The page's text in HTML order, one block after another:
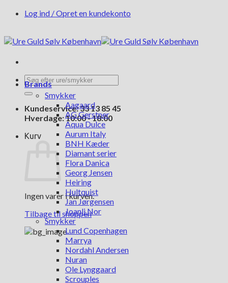
FortsætLog ind / Opret en kundekonto
Søg
efter:
Kundeservice: 33 13 85 45
Hverdage: 10:00 - 18:00
Kurv
Ingen varer i kurven.
Tilbage til shoppen
Brands
Smykker
Aagaard
AG Gerstner
Aqua Dulce
Aurum Italy
BNH Kæder
Diamant serier
Flora Danica
Georg Jensen
Heiring
Hultquist
Jan Jørgensen
Joanli Nor
Smykker
Lund Copenhagen
Marrya
Nordahl Andersen
Nuran
Ole Lynggaard
Scrouples